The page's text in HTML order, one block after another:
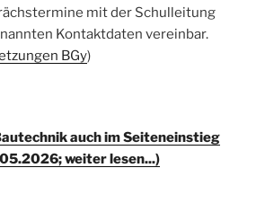
mit der Schulleitung
Kontaktdaten vereinbar.
BGy)
auch im Seiteneinstieg
weiter lesen...)